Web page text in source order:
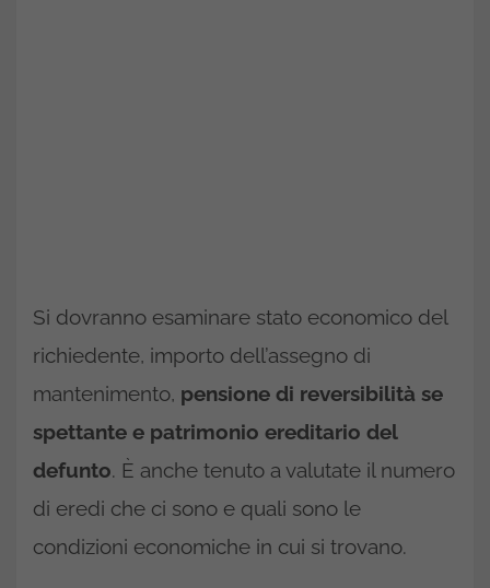
Si dovranno esaminare stato economico del
richiedente, importo dell’assegno di
mantenimento, pensione di reversibilità se
spettante e patrimonio ereditario del
defunto. È anche tenuto a valutate il numero
di eredi che ci sono e quali sono le
condizioni economiche in cui si trovano.